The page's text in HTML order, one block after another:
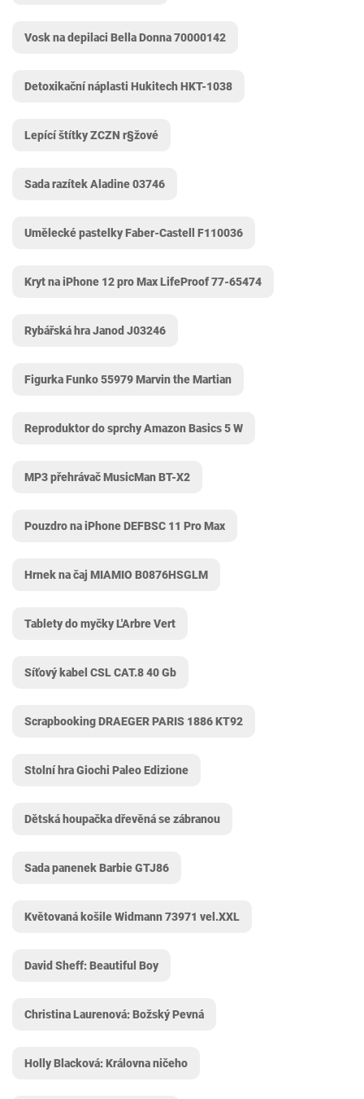
Vosk na depilaci Bella Donna ‎70000142
Detoxikační náplasti Hukitech HKT-1038
Lepící štítky ZCZN r§žové
Sada razítek Aladine 03746
Umělecké pastelky Faber-Castell F110036
Kryt na iPhone 12 pro Max LifeProof 77-65474
Rybářská hra Janod J03246
Figurka Funko 55979 Marvin the Martian
Reproduktor do sprchy Amazon Basics 5 W
MP3 přehrávač MusicMan BT-X2
Pouzdro na iPhone DEFBSC 11 Pro Max
Hrnek na čaj MIAMIO B0876HSGLM
Tablety do myčky L'Arbre Vert
Síťový kabel CSL CAT.8 40 Gb
Scrapbooking DRAEGER PARIS 1886 KT92
Stolní hra Giochi Paleo Edizione
Dětská houpačka dřevěná se zábranou
Sada panenek Barbie GTJ86
Květovaná košile Widmann 73971 vel.XXL
David Sheff: Beautiful Boy
Christina Laurenová: Božský Pevná
Holly Blacková: Královna ničeho